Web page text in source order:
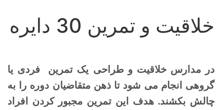
خلاقیت و تمرین 30 دایره
در مدارس خلاقیت و طراحی یک تمرین فردی یا
گروهی انجام می شود تا ذهن متقاضیان دوره را به
چالش بکشند. هدف این تمرین مجبور کردن افراد